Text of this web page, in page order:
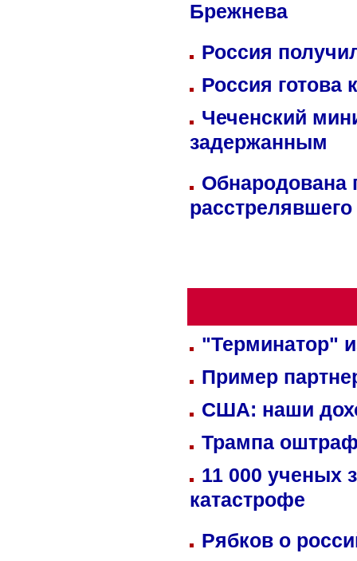
Брежнева
Россия
Россия готова
Чеченский
задержанным
Обнародована
"Терминатор"
Пример
США: наши
Трампа
11 000 ученых
катастрофе
Рябков о